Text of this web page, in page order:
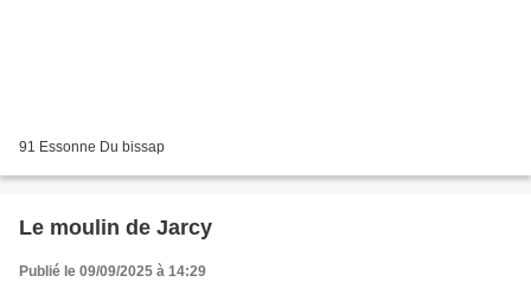
91 Essonne Du bissap
Le moulin de Jarcy
Publié le 09/09/2025 à 14:29